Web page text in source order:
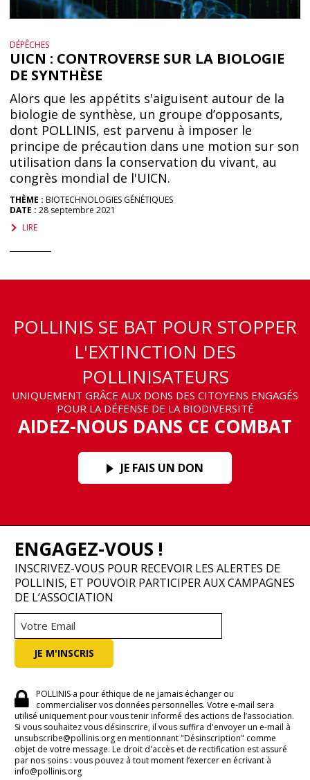
DÉPÊCHES
UICN : CONTROVERSE SUR LA BIOLOGIE
DE SYNTHÈSE
Alors que les appétits s'aiguisent autour de la
biologie de synthèse, un groupe d’opposants,
dont POLLINIS, est parvenu à imposer le
principe de précaution dans une motion sur son
utilisation dans la conservation du vivant, au
congrès mondial de l'UICN.
THÈME : BIOTECHNOLOGIES GÉNÉTIQUES
DATE : 28 septembre 2021
LIRE
POLLINIS SE BAT POUR STOPPER
L'EXTINCTION DES
POLLINISATEURS
UNIQUEMENT GRÂCE AUX DONS DES CITOYENS ENGAGÉS
POUR LA DÉFENSE DE LA BIODIVERSITÉ
AIDEZ-NOUS DANS CE COMBAT
JE FAIS UN DON
ENGAGEZ-VOUS !
INSCRIVEZ-VOUS POUR RECEVOIR LES ALERTES DE
POLLINIS, ET POUVOIR PARTICIPER AUX CAMPAGNES
DE L’ASSOCIATION
POLLINIS a pour éthique de ne jamais échanger ou
commercialiser vos données personnelles. Votre e-mail sera
utilisé uniquement pour vous tenir informé des actions de l’association.
Si vous souhaitez vous désinscrire, il vous suffira d'envoyer un e-mail à
unsubscribe@pollinis.org en mentionnant "Désinscription" comme
objet de votre message. Le droit d'accès et de rectification est assuré
par nos soins : vous pouvez à tout moment l’exercer en écrivant à
info@pollinis.org